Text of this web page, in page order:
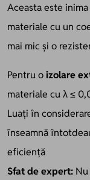
Aceasta este
materiale cu un
mai mic și o
Pentru oizolare
materiale cu λ ≤
Luați în
înseamnă
eficiență
Sfat de expert: